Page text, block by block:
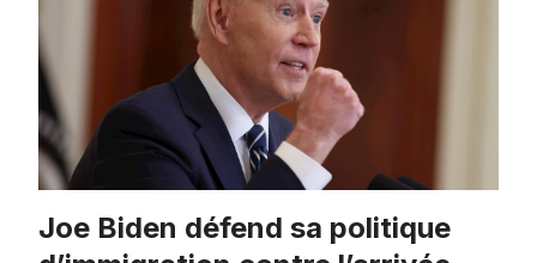
Joe Biden défend sa politique